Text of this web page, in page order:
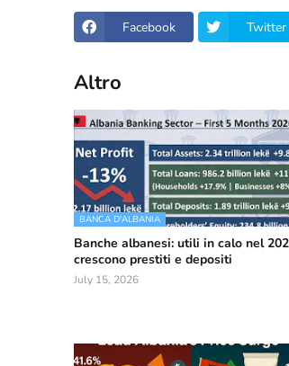
Facebook Twitter
Altro
BANCA D'ALBANIA
Banche albanesi: utili in calo nel
crescono prestiti e depositi
July 15, 2026